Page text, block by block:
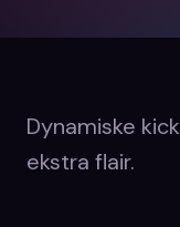
Dynamiske
ekstra flair.